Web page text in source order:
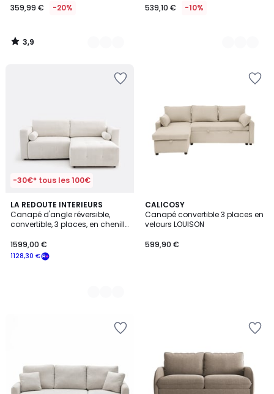
359,99 € -20%
3,9
/
539,10 € -10%
-30€* tous les 100€
LA REDOUTE INTERIEURS
Canapé d'angle réversible,
convertible, 3 places, en chenille
1128,30 €
1599,00 €
3
Couleurs
CALICOSY
Canapé convertible 3 places en
velours LOUISON
599,90 €